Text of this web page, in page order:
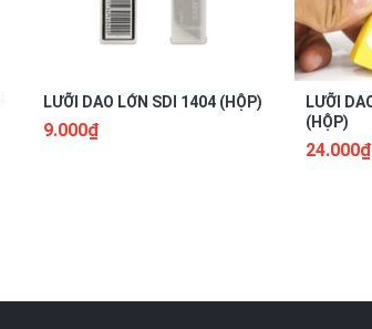
LƯỠI DAO LỚN SDI 1404 (HỘP)
9.000₫
LƯỠI
(HỘP)
24.000₫